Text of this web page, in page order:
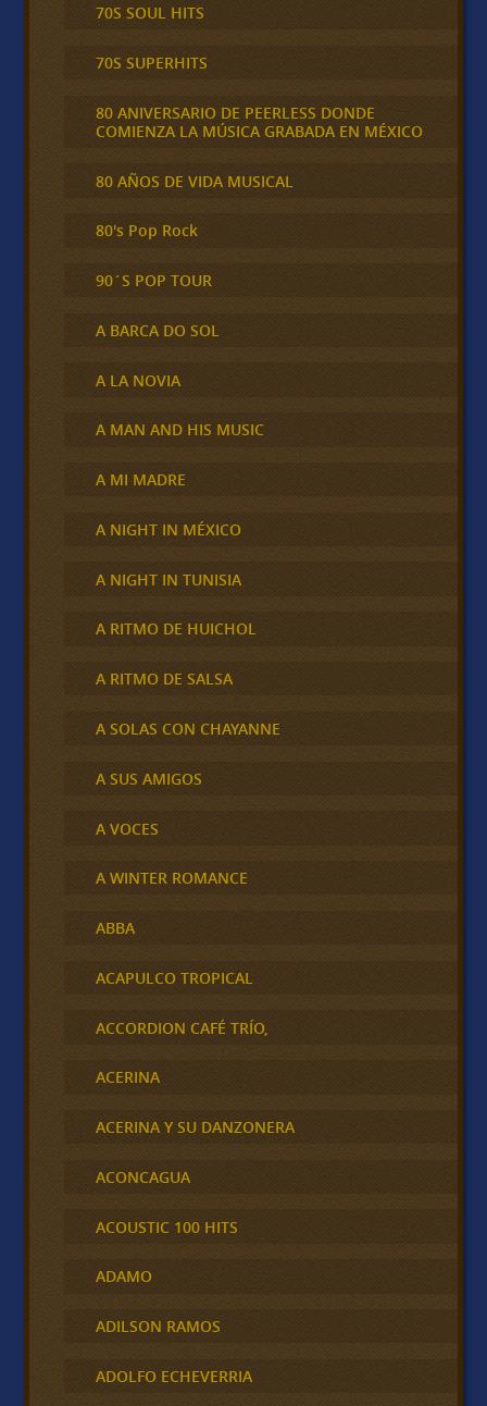
70S SOUL HITS
70S SUPERHITS
80 ANIVERSARIO DE PEERLESS DONDE
COMIENZA LA MÚSICA GRABADA EN MÉXICO
80 AÑOS DE VIDA MUSICAL
80's Pop Rock
90´S POP TOUR
A BARCA DO SOL
A LA NOVIA
A MAN AND HIS MUSIC
A MI MADRE
A NIGHT IN MÉXICO
A NIGHT IN TUNISIA
A RITMO DE HUICHOL
A RITMO DE SALSA
A SOLAS CON CHAYANNE
A SUS AMIGOS
A VOCES
A WINTER ROMANCE
ABBA
ACAPULCO TROPICAL
ACCORDION CAFÉ TRÍO,
ACERINA
ACERINA Y SU DANZONERA
ACONCAGUA
ACOUSTIC 100 HITS
ADAMO
ADILSON RAMOS
ADOLFO ECHEVERRIA